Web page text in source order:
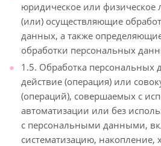
юридическое или
(или) осуществляющие
данных, а также
обработки персональных
1.5. Обработка
действие (операция) или
(операций), совершаемых с
автоматизации или без
с персональными данными,
систематизацию, накопление,